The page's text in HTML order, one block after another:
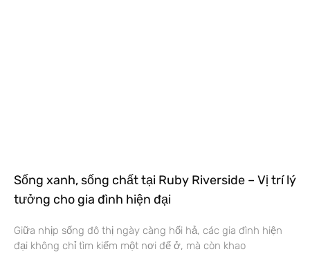
Sống xanh, sống chất tại Ruby Riverside – Vị trí lý
tưởng cho gia đình hiện đại
Giữa nhịp sống đô thị ngày càng hối hả, các gia đình hiện
đại không chỉ tìm kiếm một nơi để ở, mà còn khao